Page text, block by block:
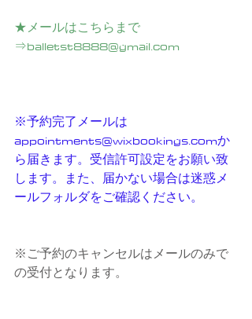
★メールはこちらまで
⇒balletst8888@gmail.com
※予約完了メールは
appointments@wixbookings.comか
ら届きます。受信許可設定をお願い致
します。また、届かない場合は迷惑メ
ールフォルダをご確認ください。
※ご予約のキャンセルはメールのみで
の受付となります。